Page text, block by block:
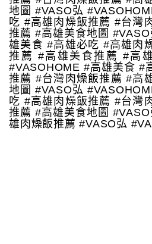
地圖 #VASO弘
吃 #高雄肉燥飯推薦 #台灣
推薦 #高雄美食地圖
雄美食 #高雄必吃 #高雄肉
推薦 #高雄美食推薦 #高
#VASOHOME #高雄美食 #
推薦 #台灣肉燥飯推薦 #高
地圖 #VASO弘
吃 #高雄肉燥飯推薦 #台灣
推薦 #高雄美食地圖
雄肉燥飯推薦 #VASO弘